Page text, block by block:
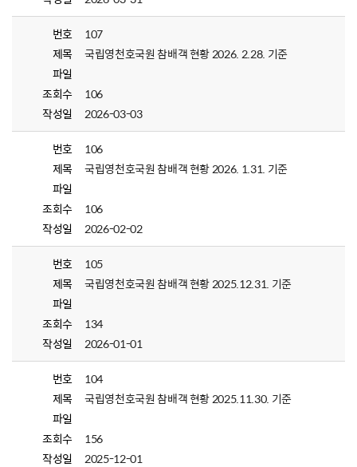
번호
107
제목
국립영천호국원 참배객 현황 2026. 2.28. 기준
파일
조회수
106
작성일
2026-03-03
번호
106
제목
국립영천호국원 참배객 현황 2026. 1.31. 기준
파일
조회수
106
작성일
2026-02-02
번호
105
제목
국립영천호국원 참배객 현황 2025.12.31. 기준
파일
조회수
134
작성일
2026-01-01
번호
104
제목
국립영천호국원 참배객 현황 2025.11.30. 기준
파일
조회수
156
작성일
2025-12-01